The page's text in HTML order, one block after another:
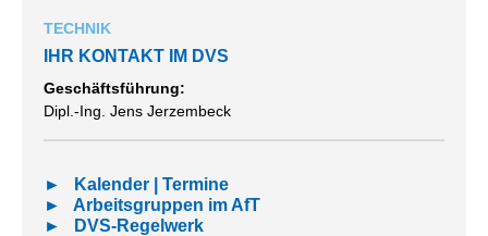
TECHNIK
IHR KONTAKT IM DVS
Geschäftsführung:
Dipl.-Ing. Jens Jerzembeck
►
Kalender | Termine
►
Arbeitsgruppen im AfT
►
DVS-Regelwerk